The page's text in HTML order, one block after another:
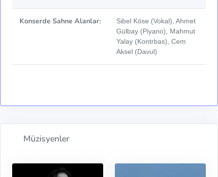
Konserde Sahne Alanlar:
Sibel Köse (Vokal), Ahmet
Gülbay (Piyano), Mahmut
Yalay (Kontrbas), Cem
Aksel (Davul)
Müzisyenler